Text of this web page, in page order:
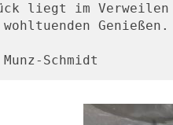
liegt im Verweilen
Genießen.
Schmidt